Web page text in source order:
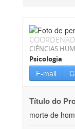
CIÊNCIAS
Psicologia
E-mail
Título do
morte de